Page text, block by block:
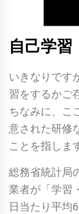
自己学習
いきなりです
習をするかご
ちなみに、こ
意された研修
ことを指しま
総務省統計局
業者が「学習
日当たり平均